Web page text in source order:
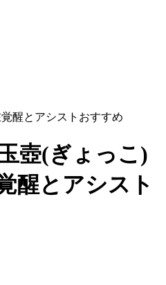
醒とアシストおすすめ
壺(ぎょっこ)
醒とアシスト